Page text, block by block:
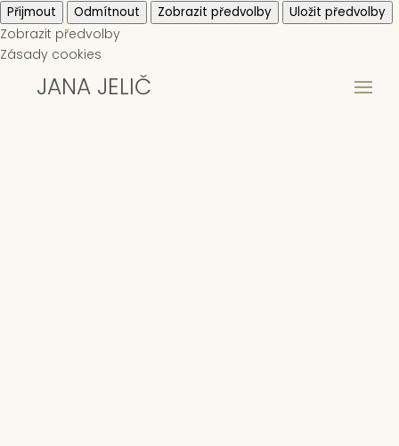
Přijmout Odmítnout Zobrazit předvolby Uložit předvolby
Zobrazit předvolby
Zásady cookies
JANA JELIČ